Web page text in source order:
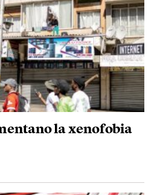
la xenofobia